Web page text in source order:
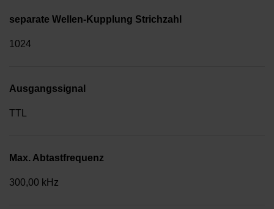
separate Wellen-Kupplung Strichzahl
1024
Ausgangssignal
TTL
Max. Abtastfrequenz
300,00 kHz